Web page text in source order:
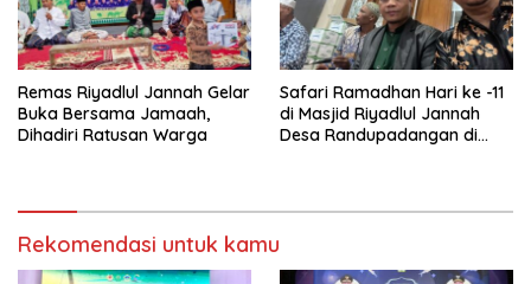
Remas Riyadlul Jannah Gelar
Buka Bersama Jamaah,
Dihadiri Ratusan Warga
Safari Ramadhan Hari ke -11
di Masjid Riyadlul Jannah
Desa Randupadangan di
Rekomendasi untuk kamu